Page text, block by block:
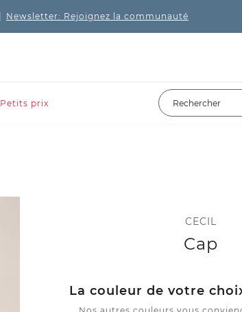
Newsletter: Rejoignez la communauté
Petits prix
CECIL
Cap
La couleur de votre